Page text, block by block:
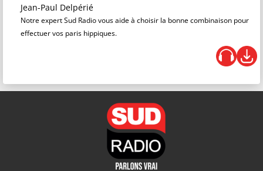
Jean-Paul Delpérié
Notre expert Sud Radio vous aide à choisir la bonne combinaison pour
effectuer vos paris hippiques.